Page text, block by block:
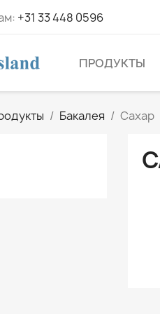
+31 33 448 0596
ПРОДУКТЫ
Бакалея Сахар